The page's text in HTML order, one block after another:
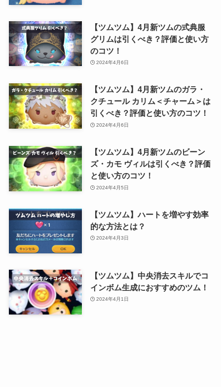
【ツムツム】4月新ツムの式典服
グリムは引くべき？評価と使い方
のコツ！
2024年4月6日
【ツムツム】4月新ツムのガラ・
クチュール カリム＜チャーム＞は
引くべき？評価と使い方のコツ！
2024年4月6日
【ツムツム】4月新ツムのビーン
ズ・カモ ヴィルは引くべき？評価
と使い方のコツ！
2024年4月5日
【ツムツム】ハートを増やす効率
的な方法とは？
2024年4月3日
【ツムツム】中央消去スキルでコ
インボム生成におすすめのツム！
2024年4月1日